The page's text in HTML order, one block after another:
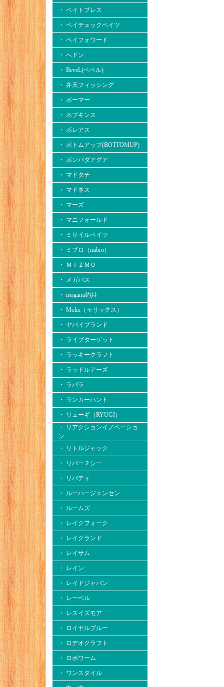
・ ベイトブレス
・ ペイチェックベイツ
・ ペイフォワード
・ へドン
・ BeveL(ベベル)
・ 弁天フィッシング
・ ボーマー
・ ホプキンス
・ ボレアス
・ ボトムアップ(BOTTOMUP)
・ ボンバダアグア
・ マドタチ
・ マドネス
・ マーズ
・ マニフォールド
・ ミサイルベイツ
・ ミブロ（mibro）
・ ＭＩＺＭＯ
・ メガバス
・ mogami釣具
・ Molix（モリックス）
・ ヤバイブランド
・ ライブターゲット
・ ラッキークラフト
・ ラッドルアーズ
・ ラパラ
・ ランカーハント
・ リューギ（RYUGI）
・ リアクションイノベーショ
ン
・ リトルジャック
・ リバー２シー
・ リバティ
・ ルーハージェンセン
・ ルームズ
・ レイクフォーク
・ レイクランド
・ レイサム
・ レイン
・ レイドジャパン
・ レーベル
・ レスイズモア
・ ロイヤルブルー
・ ロデオクラフト
・ ロボワーム
・ ワンスタイル